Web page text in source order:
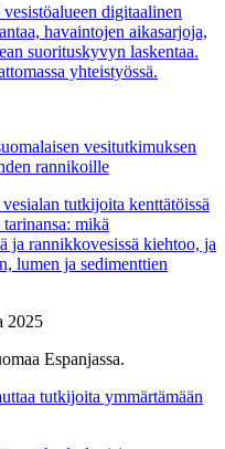
digitaalinen
havaintojen aikasarjoja,
suorituskyvyn laskentaa.
yhteistyössä.
vesitutkimuksen
rannikoille
tutkijoita kenttätöissä
mikä
ja rannikkovesissä kiehtoo, ja
lumen ja sedimenttien
2025
tutkijoita ymmärtämään